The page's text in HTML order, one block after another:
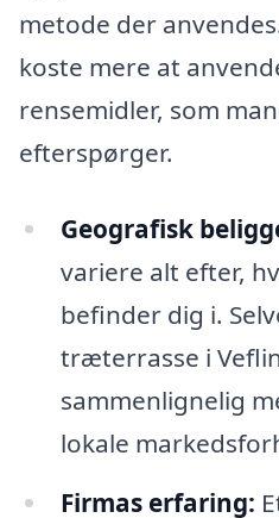
metode der
koste mere at
rensemidler, som
efterspørger.
Geografisk
variere alt efter,
befinder dig i.
træterrasse i
sammenlignelig
lokale
Firmas erfaring: